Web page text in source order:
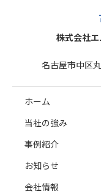
株式会社エ
名古屋市中区
ホーム
当社の強み
事例紹介
お知らせ
会社情報